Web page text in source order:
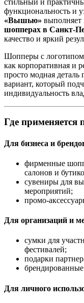
функциональность и
«Вышью» выполняет
шопперах в Санкт-
качество и яркий
Шопперы с
как корпоративная и
просто модная
вариант, который
индивидуальность
Где применяется
Для бизнеса и
фирменные
салонов и
сувениры для
мероприятий;
промо-
Для организаций и
сумки для
фестивалей;
подарки
Для личного